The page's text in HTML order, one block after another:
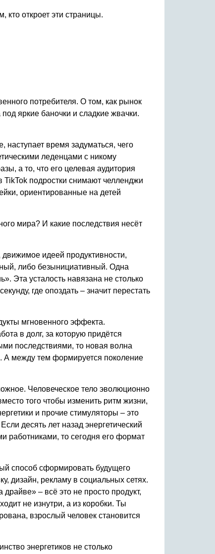
откроет эти страницы.
потребителя. О том, как рынок
яркие баночки и сладкие жвачки.
наступает время задуматься, чего
леденцами с никому
а то, что его целевая аудитория
подростки снимают челленджи
ориентированные на детей
мира? И какие последствия несёт
идеей продуктивности,
либо безынициативный. Одна
Эта усталость навязана не столько
где опоздать – значит перестать
мгновенного эффекта.
в долг, за которую придётся
последствиями, то новая волна
А между тем формируется поколение
Человеческое тело эволюционно
того чтобы изменить ритм жизни,
и прочие стимуляторы – это
десять лет назад энергетический
работниками, то сегодня его формат
способ сформировать будущего
дизайн, рекламу в социальных сетях.
– всё это не просто продукт,
не изнутри, а из коробки. Ты
взрослый человек становится
энергетиков не столько